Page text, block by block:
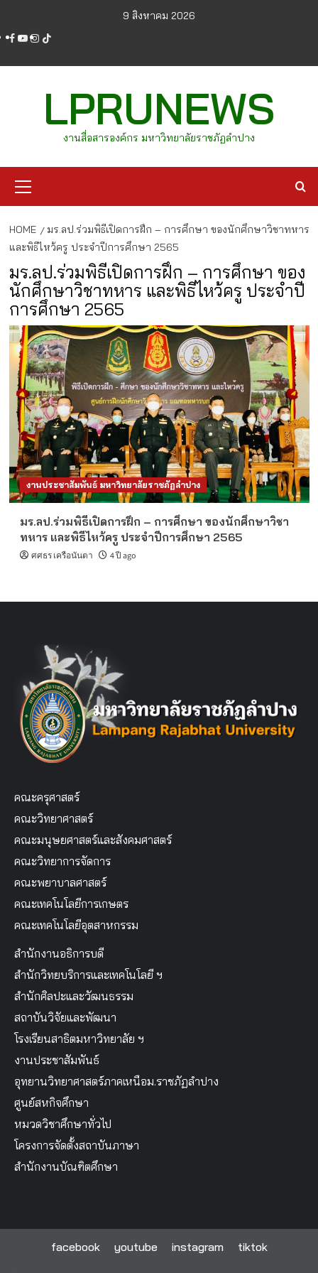
content
9 สิงหาคม 2026
facebook
youtube
instagram
tiktok
LPRUNEWS
งานสื่อสารองค์กร มหาวิทยาลัยราชภัฏลำปาง
Menu
HOME
มร.ลป.ร่วมพิธีเปิดการฝึก – การศึกษา ของนักศึกษาวิชาทหาร
และพิธีไหว้ครู ประจำปีการศึกษา 2565
มร.ลป.ร่วมพิธีเปิดการฝึก – การศึกษา ของ
นักศึกษาวิชาทหาร และพิธีไหว้ครู ประจำปี
การศึกษา 2565
งานประชาสัมพันธ์ มหาวิทยาลัยราชภัฏลำปาง
มร.ลป.ร่วมพิธีเปิดการฝึก – การศึกษา ของนักศึกษาวิชา
ทหาร และพิธีไหว้ครู ประจำปีการศึกษา 2565
ศศธร เครือนันตา 4 ปี ago
คณะครุศาสตร์
คณะวิทยาศาสตร์
คณะมนุษยศาสตร์และสังคมศาสตร์
คณะวิทยาการจัดการ
คณะพยาบาลศาสตร์
คณะเทคโนโลยีการเกษตร
คณะเทคโนโลยีอุตสาหกรรม
สำนักงานอธิการบดี
สำนักวิทยบริการและเทคโนโลยี ฯ
สำนักศิลปะและวัฒนธรรม
สถาบันวิจัยและพัฒนา
โรงเรียนสาธิตมหาวิทยาลัย ฯ
งานประชาสัมพันธ์
อุทยานวิทยาศาสตร์ภาคเหนือม.ราชภัฏลำปาง
ศูนย์สหกิจศึกษา
หมวดวิชาศึกษาทั่วไป
โครงการจัดตั้งสถาบันภาษา
สำนักงานบัณฑิตศึกษา
facebook youtube instagram tiktok